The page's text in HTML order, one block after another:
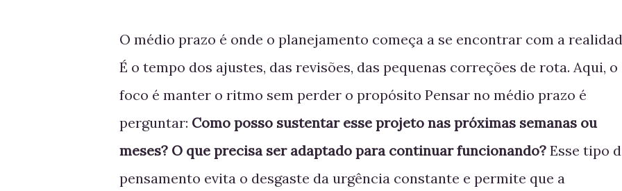
O médio prazo é onde o planejamento começa a se encontrar com a
É o tempo dos ajustes, das revisões, das pequenas correções de rota. Aqui, o
foco é manter o ritmo sem perder o propósito Pensar no médio prazo é
perguntar: Como posso sustentar esse projeto nas próximas semanas ou
meses? O que precisa ser adaptado para continuar funcionando? Esse tipo
pensamento evita o desgaste da urgência constante e permite que a